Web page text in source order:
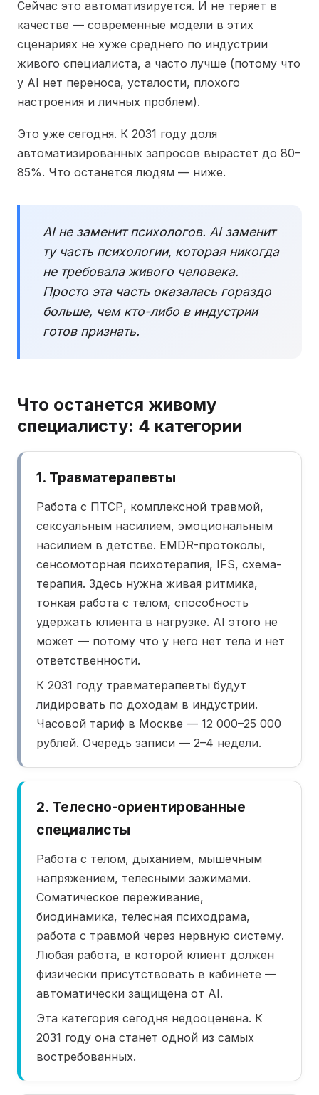
Сейчас это автоматизируется. И не теряет в
качестве — современные модели в этих
сценариях не хуже среднего по индустрии
живого специалиста, а часто лучше (потому что
у AI нет переноса, усталости, плохого
настроения и личных проблем).
Это уже сегодня. К 2031 году доля
автоматизированных запросов вырастет до 80–
85%. Что останется людям — ниже.
AI не заменит психологов. AI заменит
ту часть психологии, которая никогда
не требовала живого человека.
Просто эта часть оказалась гораздо
больше, чем кто-либо в индустрии
готов признать.
Что останется живому
специалисту: 4 категории
1. Травматерапевты
Работа с ПТСР, комплексной травмой,
сексуальным насилием, эмоциональным
насилием в детстве. EMDR-протоколы,
сенсомоторная психотерапия, IFS, схема-
терапия. Здесь нужна живая ритмика,
тонкая работа с телом, способность
удержать клиента в нагрузке. AI этого не
может — потому что у него нет тела и нет
ответственности.
К 2031 году травматерапевты будут
лидировать по доходам в индустрии.
Часовой тариф в Москве — 12 000–25 000
рублей. Очередь записи — 2–4 недели.
2. Телесно-ориентированные
специалисты
Работа с телом, дыханием, мышечным
напряжением, телесными зажимами.
Соматическое переживание,
биодинамика, телесная психодрама,
работа с травмой через нервную систему.
Любая работа, в которой клиент должен
физически присутствовать в кабинете —
автоматически защищена от AI.
Эта категория сегодня недооценена. К
2031 году она станет одной из самых
востребованных.